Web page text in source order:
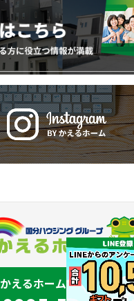
かえるホーム 鹿児島店